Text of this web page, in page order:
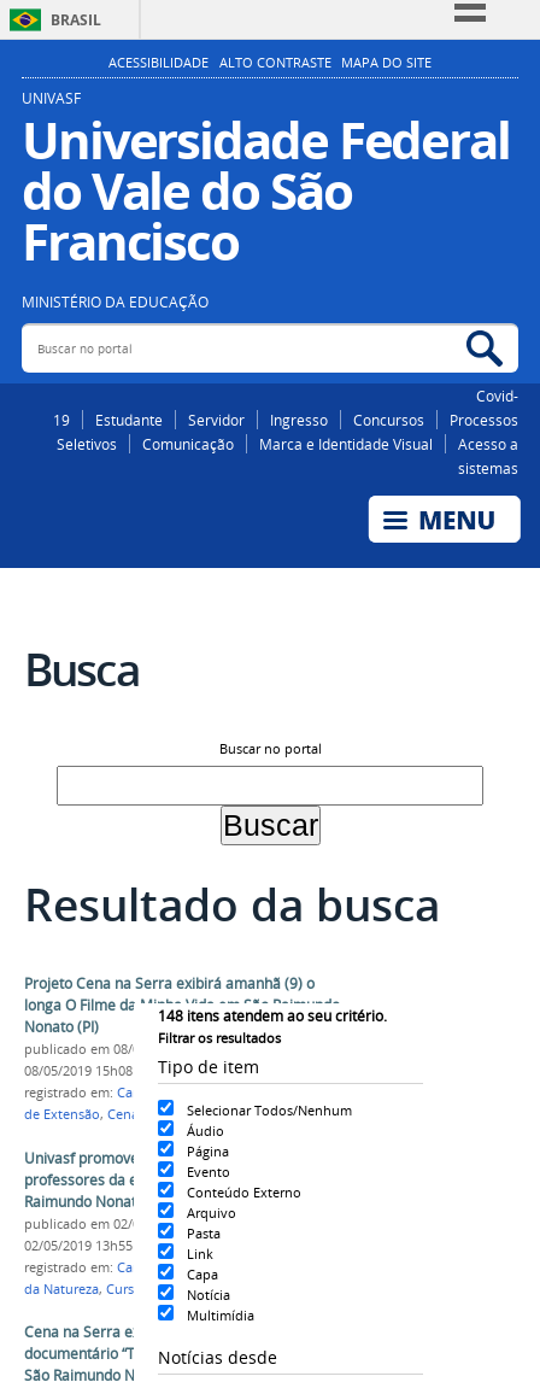
BRASIL
Simplifique!
Participe
Acesso à informação
Legislação
ACESSIBILIDADE ALTO CONTRASTE MAPA DO SITE
UNIVASF
Universidade Federal
do Vale do São
Francisco
MINISTÉRIO DA EDUCAÇÃO
Buscar no portal
Covid-
19
Estudante Servidor Ingresso Concursos
Processos
Seletivos
Comunicação Marca e Identidade Visual
Acesso a
sistemas
Busca
Buscar no portal
Resultado da busca
148 itens atendem ao seu critério.
Filtrar os resultados
Tipo de item
Selecionar Todos/Nenhum
Áudio
Página
Evento
Conteúdo Externo
Arquivo
Pasta
Link
Capa
Notícia
Multimídia
Notícias desde
Projeto Cena na Serra exibirá amanhã (9) o
longa O Filme da Minha Vida em São Raimundo
Nonato (PI)
publicado em 08/05/2019—última modificação
08/05/2019 15h08
registrado em: Campus Serra da Capivara
de Extensão, Cena na Serra
Univasf promove curso de extensão para
professores da educação básica em São
Raimundo Nonato
publicado em 02/05/2019 — última modificação
02/05/2019 13h55
registrado em: Campus Serra da Capivara
da Natureza, Curso de Extensão
Cena na Serra exibirá nesta quinta-feira (25) o
documentário “Todos os Paulos do Mundo” em
São Raimundo Nonato